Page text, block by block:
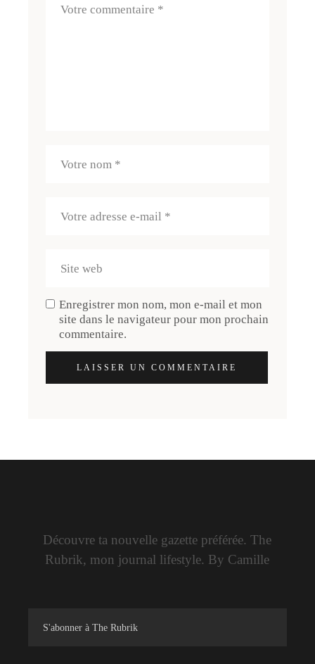
Enregistrer mon nom, mon e-mail et mon
site dans le navigateur pour mon prochain
commentaire.
LAISSER UN COMMENTAIRE
Découvre ta nouvelle gazette préférée. The
Rubrik, mon journal lifestyle. By Camille